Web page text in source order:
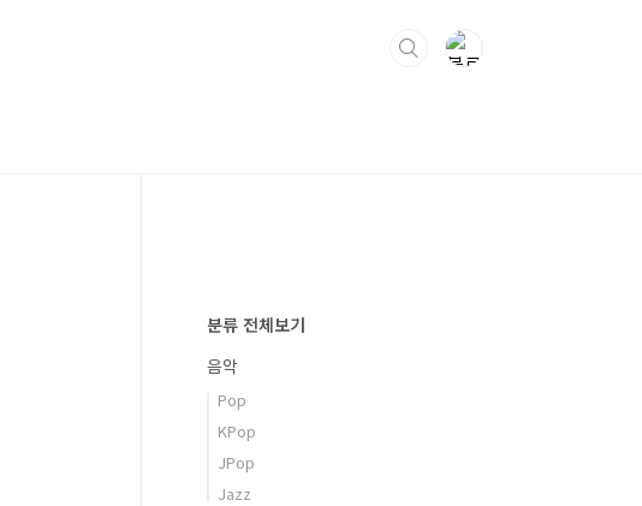
분류 전체보기
음악
Pop
KPop
JPop
Jazz